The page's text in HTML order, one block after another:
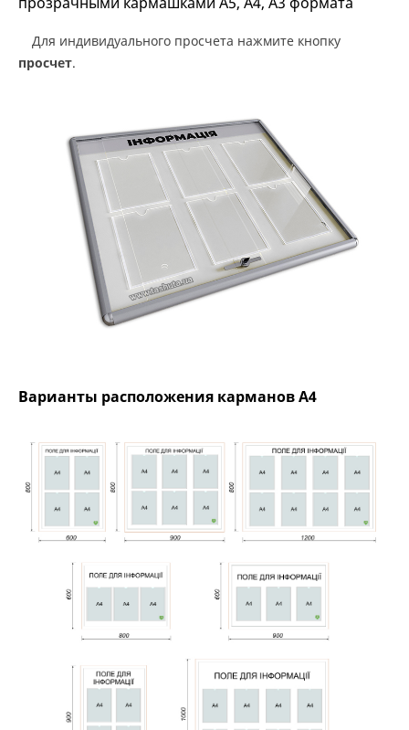
Для индивидуального просчета нажмите кнопку
просчет.
Варианты расположения карманов А4